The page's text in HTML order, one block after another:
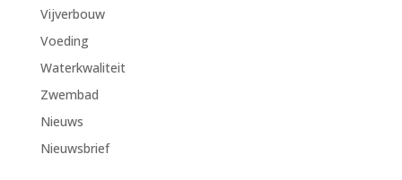
Vijverbouw
Voeding
Waterkwaliteit
Zwembad
Nieuws
Nieuwsbrief